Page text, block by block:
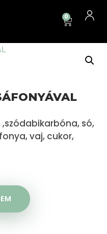
0
,szódabikarbóna, só,
vaj, cukor,